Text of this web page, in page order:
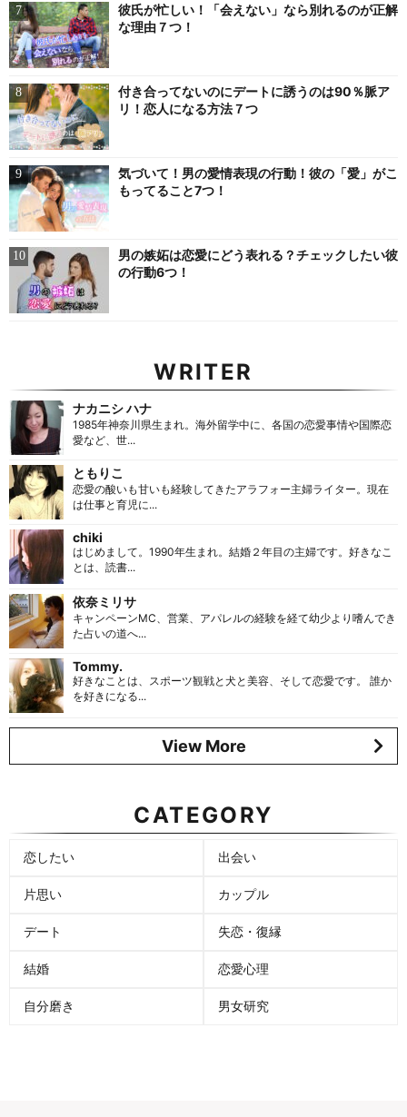
彼氏が忙しい！「会えない」なら別れるのが正解
な理由７つ！
付き合ってないのにデートに誘うのは90％脈ア
リ！恋人になる方法７つ
気づいて！男の愛情表現の行動！彼の「愛」がこ
もってること7つ！
男の嫉妬は恋愛にどう表れる？チェックしたい彼
の行動6つ！
WRITER
ナカニシ ハナ
1985年神奈川県生まれ。海外留学中に、各国の恋愛事情や国際恋
愛など、世...
ともりこ
恋愛の酸いも甘いも経験してきたアラフォー主婦ライター。現在
は仕事と育児に...
chiki
はじめまして。1990年生まれ。結婚２年目の主婦です。好きなこ
とは、読書...
依奈ミリサ
キャンペーンMC、営業、アパレルの経験を経て幼少より嗜んでき
た占いの道へ...
Tommy.
好きなことは、スポーツ観戦と犬と美容、そして恋愛です。 誰か
を好きになる...
View More
CATEGORY
恋したい 出会い
片思い カップル
デート 失恋・復縁
結婚 恋愛心理
自分磨き 男女研究